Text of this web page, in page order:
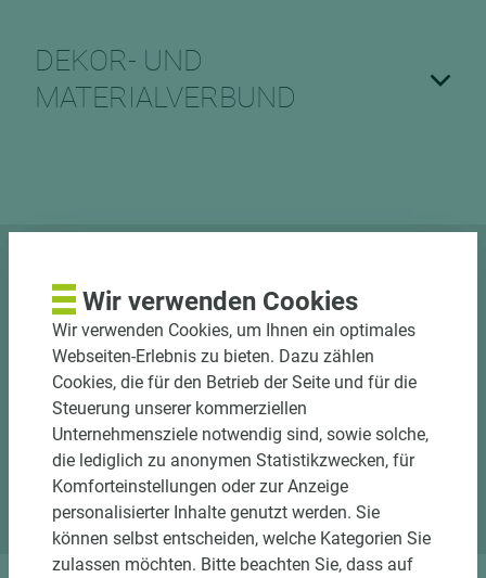
DEKOR- UND
MATERIALVERBUND
Dieses Produkt beraten wir in
unserer Ausstellung
Besuchen Sie unsere Ausstellung und nutzen Sie
unser Know-How für Trends, Farben und Räume.
Jetzt Termin vereinbaren
Standort Emsbüren
Wir verwenden Cookies
Wir verwenden Cookies, um Ihnen ein optimales
Webseiten-Erlebnis zu bieten. Dazu zählen
Cookies, die für den Betrieb der Seite und für die
Steuerung unserer kommerziellen
Unternehmensziele notwendig sind, sowie solche,
die lediglich zu anonymen Statistikzwecken, für
Komforteinstellungen oder zur Anzeige
personalisierter Inhalte genutzt werden. Sie
können selbst entscheiden, welche Kategorien Sie
zulassen möchten. Bitte beachten Sie, dass auf